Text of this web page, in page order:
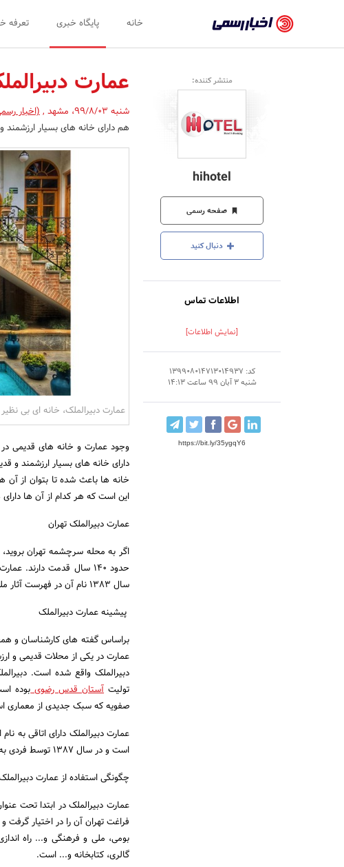
رسمی
-
اخبار
تایید
شده
شرکت‌ها،
سازمان‌ها
و
روابط
عمومی‌ها
خانه پایگاه خبری تعرفه
منتشر کننده:
hihotel
صفحه رسمی
دنبال کنید
اطلاعات تماس
[نمایش اطلاعات]
کد: 139908014713014937
شنبه 3 آبان 99 ساعت 14:13
https://bit.ly/35ygqY6
عمارت
شنبه 99/8/03 ، مشهد ,(اخبار
هم دارای خانه های بسیار
عمارت دبیرالملک، خانه ای بی
وجود عمارت و خانه های قدیمی
دارای خانه های بسیار ارزشمند و
خانه ها باعث شده تا بتوان از
این است که هر کدام از آن ها
عمارت دبیرالملک تهران
اگر به محله سرچشمه تهران
حدود 140 سال قدمت
سال 1383 نام آن در فهرست آثار ملی به ثبت رسیده است.
پیشینه عمارت دبیرالملک
براساس گفته های کارشناسان و
عمارت در یکی از محلات قدیمی و
دبیرالملک واقع شده است.
تولیت آستان قدس رضویبوده
صفویه که سبک جدیدی از معماری
عمارت دبیرالملک دارای اتاقی به
است و در سال 1387 توسط فردی به نام استاد امرالله سلیمی بازسازی شد.
چگونگی استفاده از عمارت
فراغت تهران آن را در اختیار
بومی، ملی و فرهنگی و... راه
گالری، کتابخانه و... است.